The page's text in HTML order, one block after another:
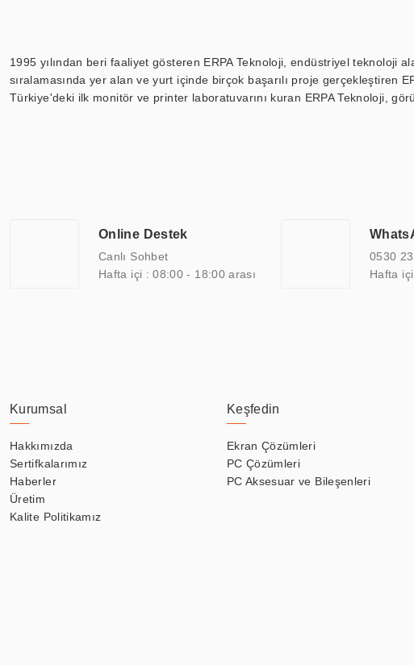
1995 yılından beri faaliyet gösteren ERPA Teknoloji, endüstriyel teknoloji
sıralamasında yer alan ve yurt içinde birçok başarılı proje gerçekleştiren
Türkiye'deki ilk monitör ve printer laboratuvarını kuran ERPA Teknoloji,
arasında yer almaktadır. ERPA Teknoloji, uluslararası standartlarda
yılların getirdiği bilgi ve tecrübe ile birleştiren ERPA Teknoloji, özel
Online Destek
Canlı Sohbet
Hafta içi : 08:00 - 18:00 arası
0530
Hafta
Kurumsal
Hakkımızda
Sertifkalarımız
Haberler
Üretim
Kalite Politikamız
Keşfedin
Ekran Çözümleri
PC Çözümleri
PC Aksesuar ve Bileşenleri